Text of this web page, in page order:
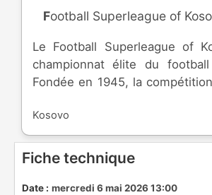
Football Superleague of
Le Football Superleague of
championnat élite du
Fondée en 1945, la
Kosovo
Fiche technique
Date : mercredi 6 mai 2026 13:00